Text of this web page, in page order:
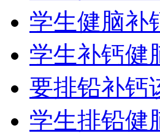
学生健脑补
学生补钙健
要排铅补钙
学生排铅健